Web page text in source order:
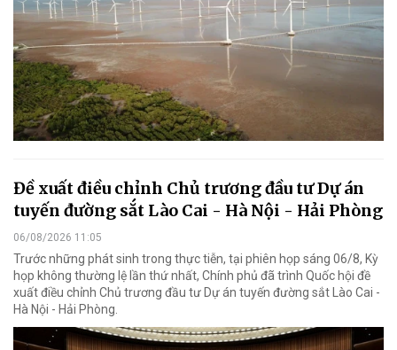
Đề xuất điều chỉnh Chủ trương đầu tư Dự án
tuyến đường sắt Lào Cai - Hà Nội - Hải Phòng
06/08/2026 11:05
Trước những phát sinh trong thực tiễn, tại phiên họp sáng 06/8, Kỳ
họp không thường lệ lần thứ nhất, Chính phủ đã trình Quốc hội đề
xuất điều chỉnh Chủ trương đầu tư Dự án tuyến đường sắt Lào Cai -
Hà Nội - Hải Phòng.